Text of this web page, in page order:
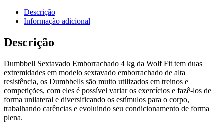
Descrição
Informação adicional
Descrição
Dumbbell Sextavado Emborrachado 4 kg da Wolf Fit tem duas
extremidades em modelo sextavado emborrachado de alta
resistência, os Dumbbells são muito utilizados em treinos e
competições, com eles é possível variar os exercícios e fazê-los de
forma unilateral e diversificando os estímulos para o corpo,
trabalhando carências e evoluindo seu condicionamento de forma
plena.